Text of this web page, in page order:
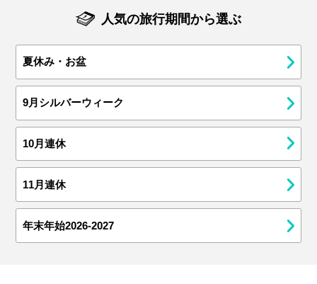
人気の旅行期間から選ぶ
夏休み・お盆
9月シルバーウィーク
10月連休
11月連休
年末年始2026-2027